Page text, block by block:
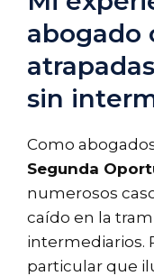
abogado
sin
Como
Segunda
numerosos
caído en la
intermediarios.
particular que